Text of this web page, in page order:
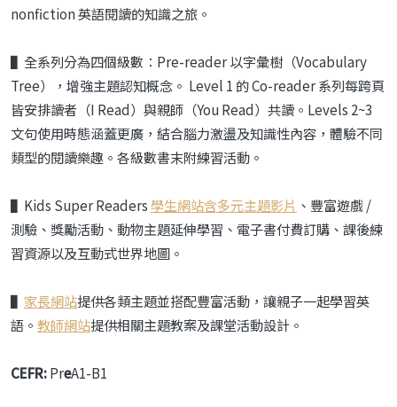
nonfiction 英語閱讀的知識之旅。
▌全系列分為四個級數：Pre-reader 以字彙樹（Vocabulary
Tree），增強主題認知概念。 Level 1 的 Co-reader 系列每跨頁
皆安排讀者（I Read）與親師（You Read）共讀。Levels 2~3
文句使用時態涵蓋更廣，結合腦力激盪及知識性內容，體驗不同
類型的閱讀樂趣。各級數書末附練習活動。
▌Kids Super Readers學生網站含多元主題影片 、豐富遊戲 /
測驗、獎勵活動、動物主題延伸學習、電子書付費訂購、課後練
習資源以及互動式世界地圖。
▌ 家長網站提供各類主題並搭配豐富活動，讓親子一起學習英
語。 教師網站提供相關主題教案及課堂活動設計。
CEFR:PreA1-B1